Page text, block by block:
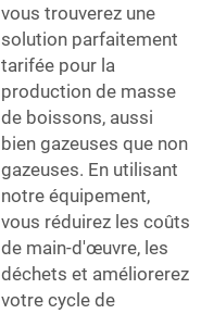
vous trouverez une
solution parfaitement
tarifée pour la
production de masse
de boissons, aussi
bien gazeuses que non
gazeuses. En utilisant
notre équipement,
vous réduirez les coûts
de main-d'œuvre, les
déchets et améliorerez
votre cycle de